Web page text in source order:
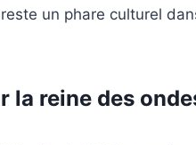
un phare culturel
la reine des